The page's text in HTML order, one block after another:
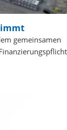
gemeinsamen